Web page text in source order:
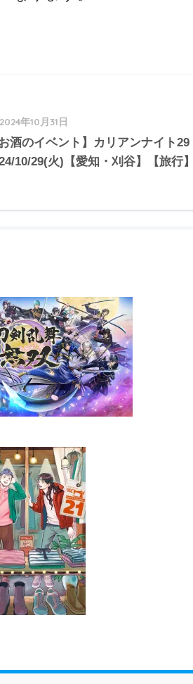
2024年10月31日
お酒のイベント】カリアンナイト
10/29(火)【愛知・刈谷】【旅行】